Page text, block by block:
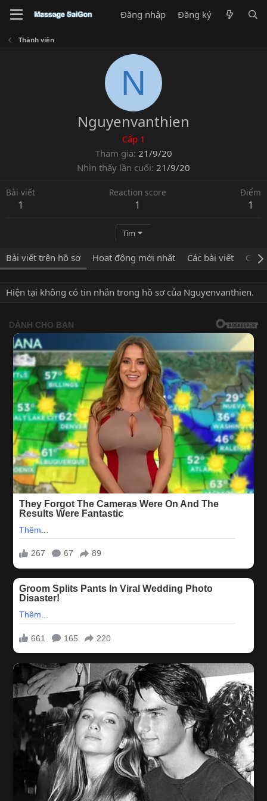
Đăng nhập Đăng ký
Thành viên
N
Nguyenvanthien
Cấp 1
Tham gia 21/9/20
Nhìn thấy lần cuối 21/9/20
Bài viết
1
Reaction score
1
Điểm
1
Tìm
Bài viết trên hồ sơ Hoạt động mới nhất Các bài viết Giới
Hiện tại không có tin nhắn trong hồ sơ của Nguyenvanthien.